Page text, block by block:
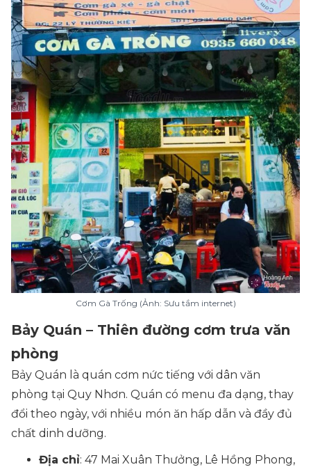
Cơm Gà Trống (Ảnh: Sưu tầm internet)
Bảy Quán – Thiên đường cơm trưa văn
phòng
Bảy Quán là quán cơm nức tiếng với dân văn
phòng tại Quy Nhơn. Quán có menu đa dạng, thay
đổi theo ngày, với nhiều món ăn hấp dẫn và đầy đủ
chất dinh dưỡng.
Địa chỉ: 47 Mai Xuân Thưởng, Lê Hồng Phong,